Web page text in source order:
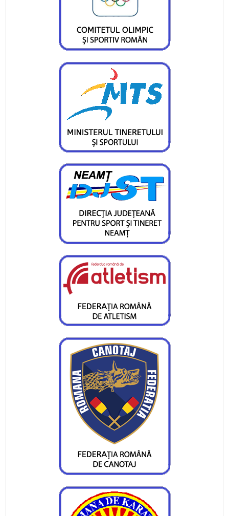
lotului României
Obiective îndeplinite pentru atleții CS Ceahlăul
și LPS Piatra Neamț
Un titlu continental și o medalie de bronz
pentru flotila pietreană
Ionuț Măriuța și Gabriel Marcel sunt campioni
naționali
Pietrenii, învingători în Cupa României Under 15
Ina Popescu, o nouă medalie pentru CS
Ceahlăul
Gabriel Stan, câștigător la o categorie de vârstă
mai mare
Medalii și confirmări la concursurile
internaționale pentru CS Ceahlăul
Campionatul Național pe ergometru - Deva
Sfârșit de săptămână cu finală de campionat
național la juniori III
Atleții de la CS Ceahlăul au fost medaliați la
Bacău
Trei locuri I, un loc II si cinci locuri III pentru
flotila Ceahlaului
Pietrenii au fost campioni la Targu-Mures
Campionatul Național de Karate Traditional
Fudokan